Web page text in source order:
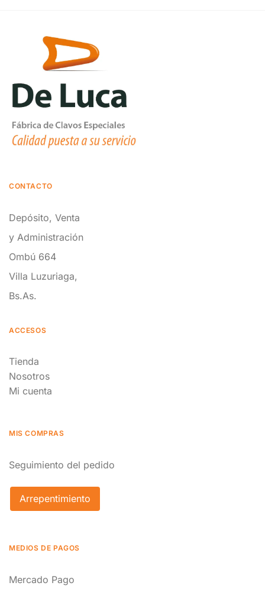
CONTACTO
Depósito, Venta
y Administración
Ombú 664
Villa Luzuriaga,
Bs.As.
ACCESOS
Tienda
Nosotros
Mi cuenta
MIS COMPRAS
Seguimiento del pedido
Arrepentimiento
MEDIOS DE PAGOS
Mercado Pago